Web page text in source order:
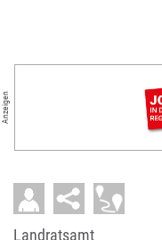
Anzeigen
Landratsamt